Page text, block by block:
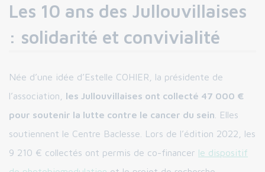
Les 10 ans des Jullouvillaises
: solidarité et convivialité
Née d’une idée d’Estelle COHIER, la présidente de
l’association, les Jullouvillaises ont collecté 47 000 €
pour soutenir la lutte contre le cancer du sein . Elles
soutiennent le Centre Baclesse. Lors de l’édition 2022, les
9 210 € collectés ont permis de co-financer le dispositif